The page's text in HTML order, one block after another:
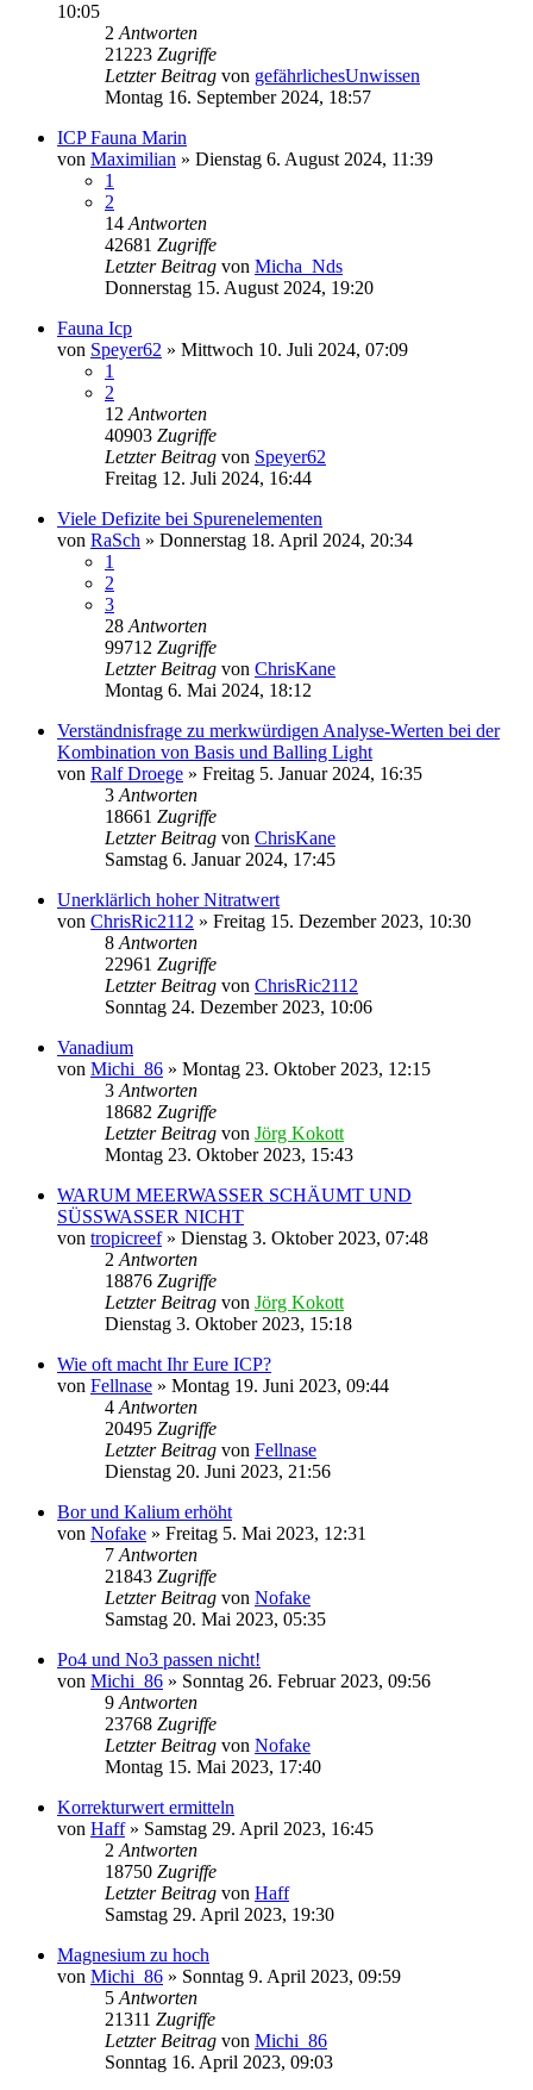
10:05
2 Antworten
21223 Zugriffe
Letzter Beitrag von gefährlichesUnwissen
Montag 16. September 2024, 18:57
ICP Fauna Marin
von Maximilian » Dienstag 6. August 2024, 11:39
1
2
14 Antworten
42681 Zugriffe
Letzter Beitrag von Micha_Nds
Donnerstag 15. August 2024, 19:20
Fauna Icp
von Speyer62 » Mittwoch 10. Juli 2024, 07:09
1
2
12 Antworten
40903 Zugriffe
Letzter Beitrag von Speyer62
Freitag 12. Juli 2024, 16:44
Viele Defizite bei Spurenelementen
von RaSch » Donnerstag 18. April 2024, 20:34
1
2
3
28 Antworten
99712 Zugriffe
Letzter Beitrag von ChrisKane
Montag 6. Mai 2024, 18:12
Verständnisfrage zu merkwürdigen Analyse-Werten bei der
Kombination von Basis und Balling Light
von Ralf Droege » Freitag 5. Januar 2024, 16:35
3 Antworten
18661 Zugriffe
Letzter Beitrag von ChrisKane
Samstag 6. Januar 2024, 17:45
Unerklärlich hoher Nitratwert
von ChrisRic2112 » Freitag 15. Dezember 2023, 10:30
8 Antworten
22961 Zugriffe
Letzter Beitrag von ChrisRic2112
Sonntag 24. Dezember 2023, 10:06
Vanadium
von Michi_86 » Montag 23. Oktober 2023, 12:15
3 Antworten
18682 Zugriffe
Letzter Beitrag von Jörg Kokott
Montag 23. Oktober 2023, 15:43
WARUM MEERWASSER SCHÄUMT UND
SÜSSWASSER NICHT
von tropicreef» Dienstag 3. Oktober 2023, 07:48
2 Antworten
18876 Zugriffe
Letzter Beitrag von Jörg Kokott
Dienstag 3. Oktober 2023, 15:18
Wie oft macht Ihr Eure ICP?
von Fellnase » Montag 19. Juni 2023, 09:44
4 Antworten
20495 Zugriffe
Letzter Beitrag von Fellnase
Dienstag 20. Juni 2023, 21:56
Bor und Kalium erhöht
von Nofake » Freitag 5. Mai 2023, 12:31
7 Antworten
21843 Zugriffe
Letzter Beitrag von Nofake
Samstag 20. Mai 2023, 05:35
Po4 und No3 passen nicht!
von Michi_86 » Sonntag 26. Februar 2023, 09:56
9 Antworten
23768 Zugriffe
Letzter Beitrag von Nofake
Montag 15. Mai 2023, 17:40
Korrekturwert ermitteln
von Haff» Samstag 29. April 2023, 16:45
2 Antworten
18750 Zugriffe
Letzter Beitrag von Haff
Samstag 29. April 2023, 19:30
Magnesium zu hoch
von Michi_86 » Sonntag 9. April 2023, 09:59
5 Antworten
21311 Zugriffe
Letzter Beitrag von Michi_86
Sonntag 16. April 2023, 09:03